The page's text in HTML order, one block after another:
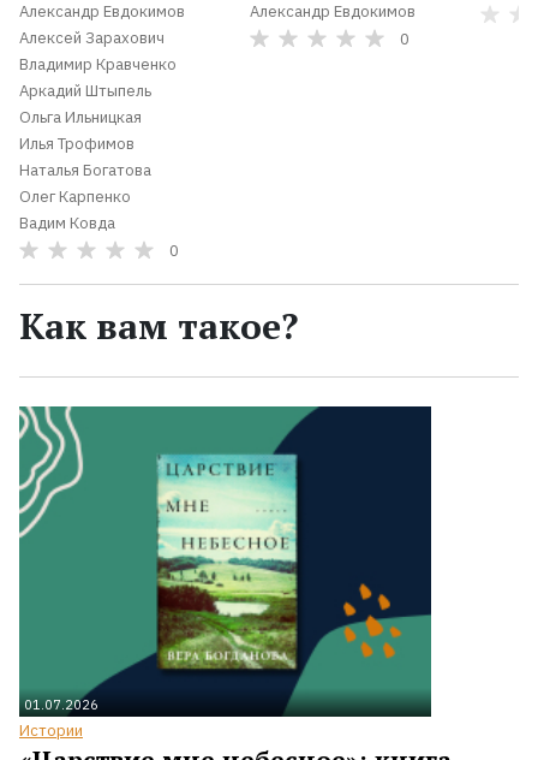
Александр Евдокимов
Алексей Зарахович
Владимир Кравченко
Аркадий Штыпель
Ольга Ильницкая
Илья Трофимов
Наталья Богатова
Олег Карпенко
Вадим Ковда
0
Александр Евдокимов
0
Как вам такое?
01.07.2026
Истории